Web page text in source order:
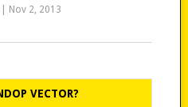
Nov 2, 2013
VECTOR?